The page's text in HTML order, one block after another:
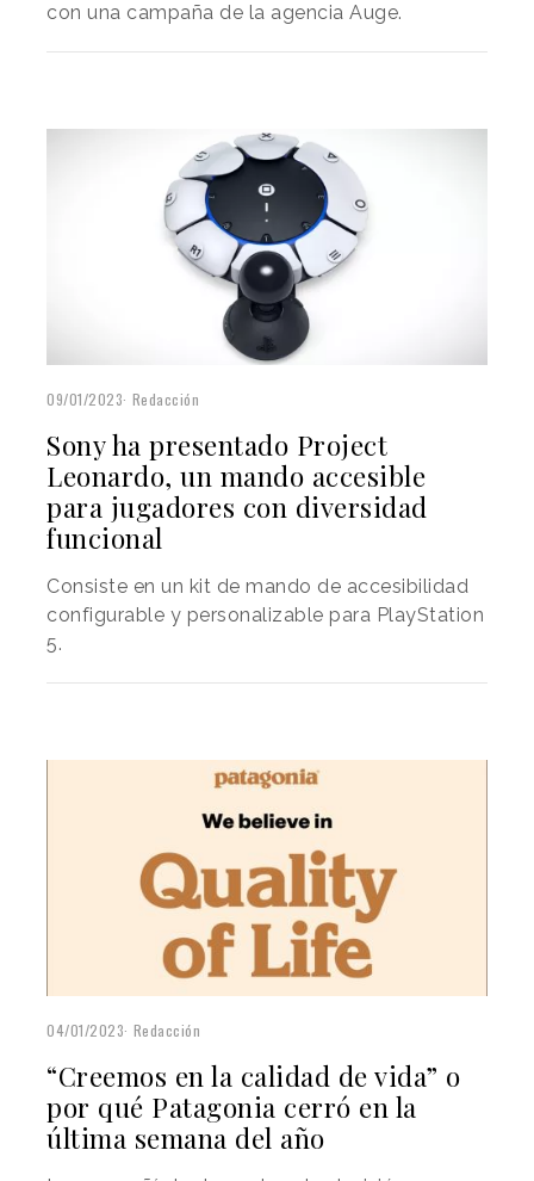
con una campaña de la agencia Auge.
09/01/2023 Redacción
Sony ha presentado Project
Leonardo, un mando accesible
para jugadores con diversidad
funcional
Consiste en un kit de mando de accesibilidad
configurable y personalizable para PlayStation
5.
04/01/2023 Redacción
“Creemos en la calidad de vida” o
por qué Patagonia cerró en la
última semana del año